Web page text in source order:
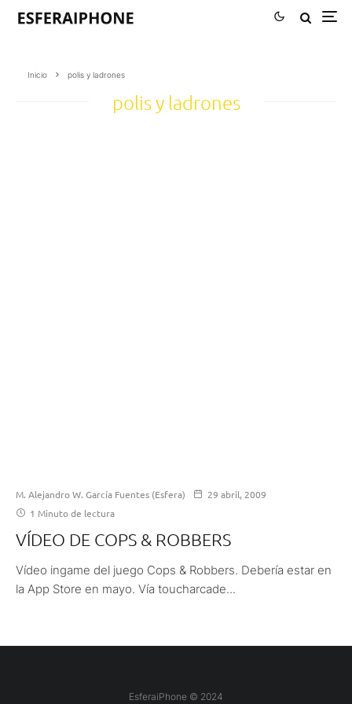
Inicio polis y ladrones
polis y ladrones
M. Alejandro W. García Fuentes (Esfera)
29 abril, 2009
1 Minuto de lectura
VÍDEO DE COPS & ROBBERS
Vídeo ingame del juego Cops & Robbers. Debería estar en
la App Store en mayo. Vía toucharcade...
EsferaiPhone © 2024